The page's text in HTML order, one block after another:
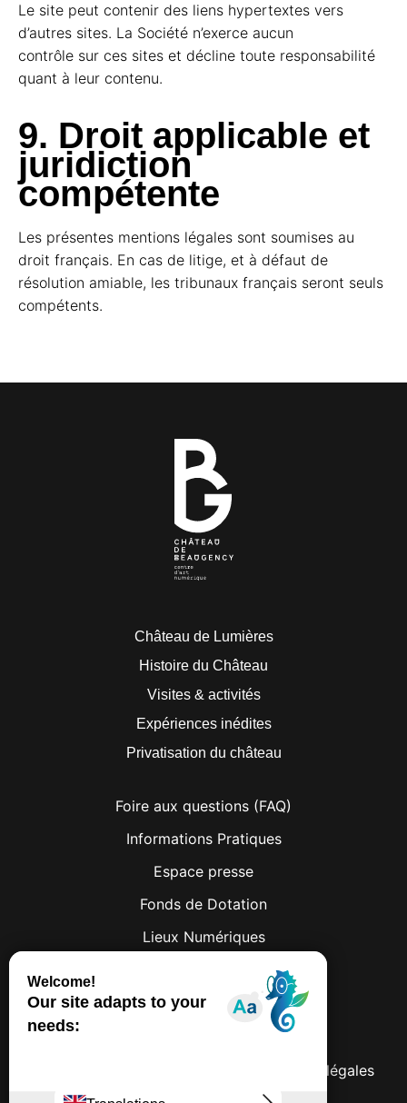
Le site peut contenir des liens hypertextes vers
d’autres sites. La Société n’exerce aucun
contrôle sur ces sites et décline toute responsabilité
quant à leur contenu.
9. Droit applicable et
juridiction
compétente
Les présentes mentions légales sont soumises au
droit français. En cas de litige, et à défaut de
résolution amiable, les tribunaux français seront seuls
compétents.
Château de Lumières
Histoire du Château
Visites & activités
Expériences inédites
Privatisation du château
Foire aux questions (FAQ)
Informations Pratiques
Espace presse
Fonds de Dotation
Lieux Numériques
Instagram
Mentions légales